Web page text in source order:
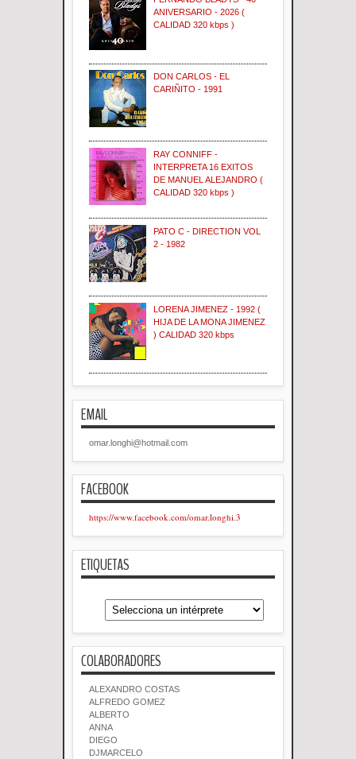
ANIVERSARIO - 2026 (
CALIDAD 320 kbps )
DON CARLOS - EL
CARIÑITO - 1991
RAY CONNIFF -
INTERPRETA 16 EXITOS
DE MANUEL ALEJANDRO (
CALIDAD 320 kbps )
PATO C - DIRECTION VOL
2 - 1982
LORENA JIMENEZ - 1992 (
HIJA DE LA MONA JIMENEZ
) CALIDAD 320 kbps
EMAIL
omar.longhi@hotmail.com
FACEBOOK
https://www.facebook.com/omar.longhi.3
ETIQUETAS
COLABORADORES
ALEXANDRO COSTAS
ALFREDO GOMEZ
ALBERTO
ANNA
DIEGO
DJMARCELO